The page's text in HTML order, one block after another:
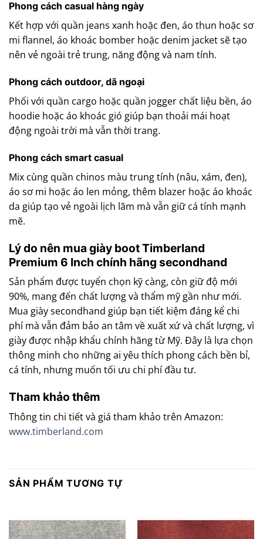
Phong cách casual hàng ngày
Kết hợp với quần jeans xanh hoặc đen, áo thun hoặc sơ
mi flannel, áo khoác bomber hoặc denim jacket sẽ tạo
nên vẻ ngoài trẻ trung, năng động và nam tính.
Phong cách outdoor, dã ngoại
Phối với quần cargo hoặc quần jogger chất liệu bền, áo
hoodie hoặc áo khoác gió giúp bạn thoải mái hoạt
động ngoài trời mà vẫn thời trang.
Phong cách smart casual
Mix cùng quần chinos màu trung tính (nâu, xám, đen),
áo sơ mi hoặc áo len mỏng, thêm blazer hoặc áo khoác
da giúp tạo vẻ ngoài lịch lãm mà vẫn giữ cá tính mạnh
mẽ.
Lý do nên mua giày boot Timberland
Premium 6 Inch chính hãng secondhand
Sản phẩm được tuyển chọn kỹ càng, còn giữ độ mới
90%, mang đến chất lượng và thẩm mỹ gần như mới.
Mua giày secondhand giúp bạn tiết kiệm đáng kể chi
phí mà vẫn đảm bảo an tâm về xuất xứ và chất lượng, vì
giày được nhập khẩu chính hãng từ Mỹ. Đây là lựa chọn
thông minh cho những ai yêu thích phong cách bền bỉ,
cá tính, nhưng muốn tối ưu chi phí đầu tư.
Tham khảo thêm
Thông tin chi tiết và giá tham khảo trên Amazon:
www.timberland.com
SẢN PHẨM TƯƠNG TỰ